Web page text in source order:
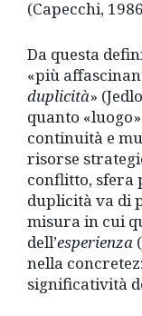
(Capecchi,
Da questa
«più
duplicità»
quanto
continuità e
risorse
conflitto, sfera
duplicità va di
misura in cui
dell’esperienza
nella
significatività